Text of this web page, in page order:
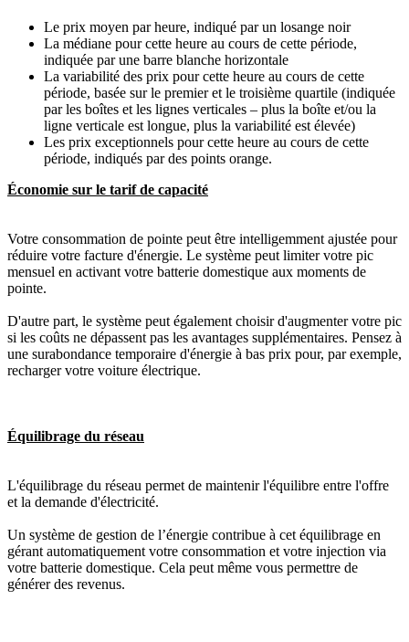
Le prix moyen par heure, indiqué par un losange noir
La médiane pour cette heure au cours de cette période,
indiquée par une barre blanche horizontale
La variabilité des prix pour cette heure au cours de cette
période, basée sur le premier et le troisième quartile (indiquée
par les boîtes et les lignes verticales – plus la boîte et/ou la
ligne verticale est longue, plus la variabilité est élevée)
Les prix exceptionnels pour cette heure au cours de cette
période, indiqués par des points orange.
Économie sur le tarif de capacité
Votre consommation de pointe peut être intelligemment ajustée pour
réduire votre facture d'énergie. Le système peut limiter votre pic
mensuel en activant votre batterie domestique aux moments de
pointe.
D'autre part, le système peut également choisir d'augmenter votre pic
si les coûts ne dépassent pas les avantages supplémentaires. Pensez à
une surabondance temporaire d'énergie à bas prix pour, par exemple,
recharger votre voiture électrique.
Équilibrage du réseau
L'équilibrage du réseau permet de maintenir l'équilibre entre l'offre
et la demande d'électricité.
Un système de gestion de l’énergie contribue à cet équilibrage en
gérant automatiquement votre consommation et votre injection via
votre batterie domestique. Cela peut même vous permettre de
générer des revenus.